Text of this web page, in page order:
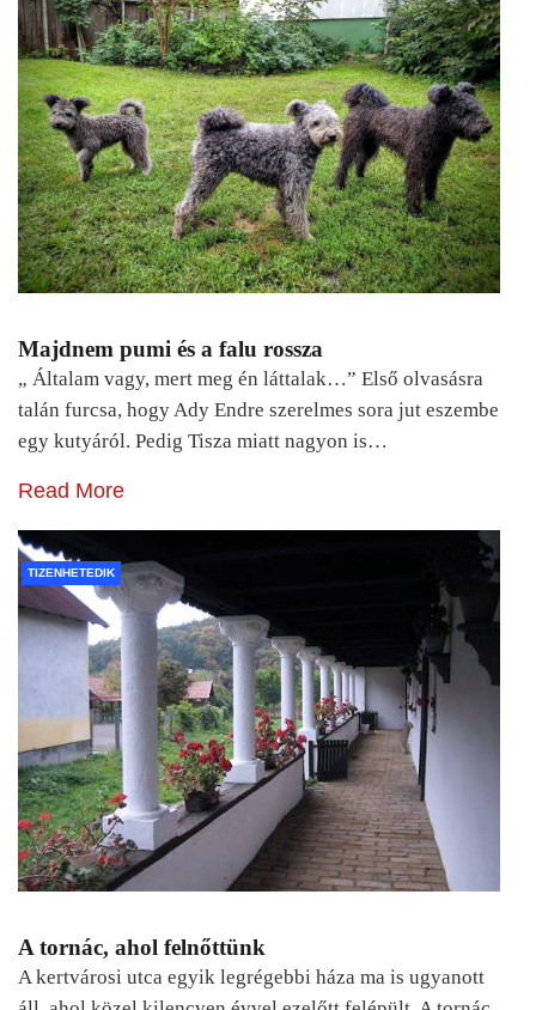
Majdnem pumi és a falu rossza
„ Általam vagy, mert meg én láttalak…” Első olvasásra
talán furcsa, hogy Ady Endre szerelmes sora jut eszembe
egy kutyáról. Pedig Tisza miatt nagyon is…
Read More
TIZENHETEDIK
A tornác, ahol felnőttünk
A kertvárosi utca egyik legrégebbi háza ma is ugyanott